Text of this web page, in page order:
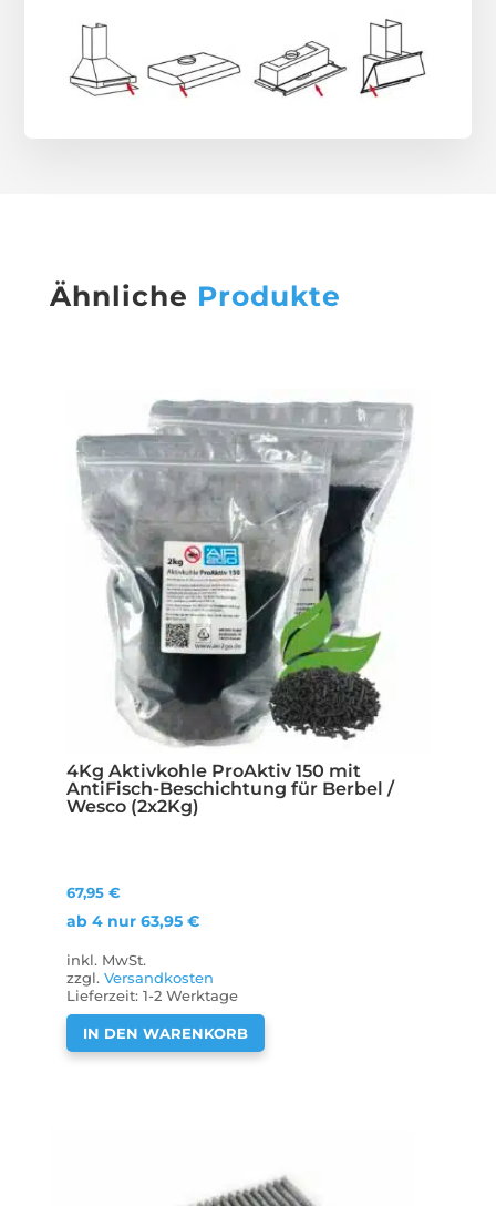
Ähnliche Produkte
4Kg Aktivkohle ProAktiv 150 mit
AntiFisch-Beschichtung für Berbel /
Wesco (2x2Kg)
67,95 €
ab 4 nur 63,95 €
inkl. MwSt.
zzgl. Versandkosten
Lieferzeit: 1-2 Werktage
IN DEN WARENKORB